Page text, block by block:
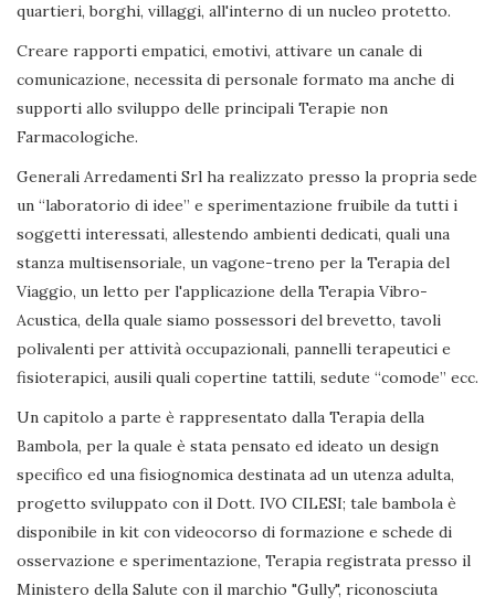
quartieri, borghi, villaggi, all'interno di un nucleo protetto.
Creare rapporti empatici, emotivi, attivare un canale di
comunicazione, necessita di personale formato ma anche di
supporti allo sviluppo delle principali Terapie non
Farmacologiche.
Generali Arredamenti Srl ha realizzato presso la propria sede
un “laboratorio di idee” e sperimentazione fruibile da tutti i
soggetti interessati, allestendo ambienti dedicati, quali una
stanza multisensoriale, un vagone-treno per la Terapia del
Viaggio, un letto per l'applicazione della Terapia Vibro-
Acustica, della quale siamo possessori del brevetto, tavoli
polivalenti per attività occupazionali, pannelli terapeutici e
fisioterapici, ausili quali copertine tattili, sedute “comode” ecc.
Un capitolo a parte è rappresentato dalla Terapia della
Bambola, per la quale è stata pensato ed ideato un design
specifico ed una fisiognomica destinata ad un utenza adulta,
progetto sviluppato con il Dott. IVO CILESI; tale bambola è
disponibile in kit con videocorso di formazione e schede di
osservazione e sperimentazione, Terapia registrata presso il
Ministero della Salute con il marchio "Gully", riconosciuta